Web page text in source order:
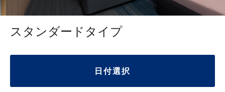
スタンダードタイプ
日付選択